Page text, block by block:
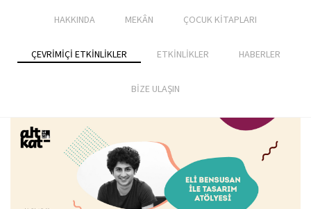
HAKKINDA MEKÂN ÇOCUK KİTAPLARI
ÇEVRİMİÇİ ETKİNLİKLER ETKİNLİKLER HABERLER
BİZE ULAŞIN